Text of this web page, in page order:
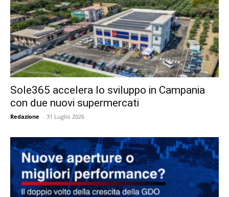
Sole365 accelera lo sviluppo in Campania
con due nuovi supermercati
Redazione - 31 Luglio 2026